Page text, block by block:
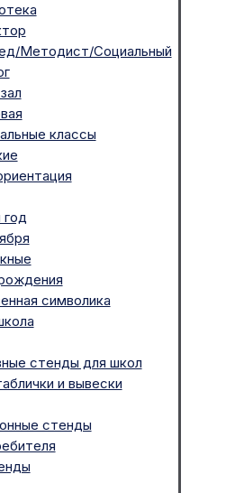
Методист/Социальный
классы
символика
стенды для школ
и вывески
стенды